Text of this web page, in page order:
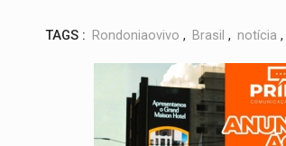
TAGS : Rondoniaovivo , Brasil , notícia ,